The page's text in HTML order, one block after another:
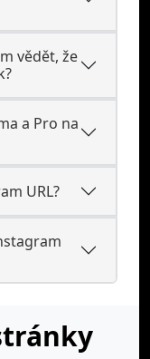
vědět, že
a Pro na
URL?